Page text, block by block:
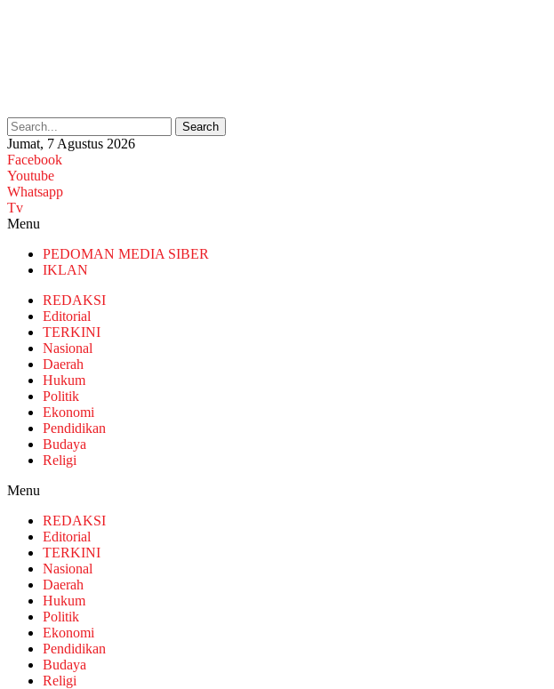
Search
Jumat, 7 Agustus 2026
Facebook
Youtube
Whatsapp
Tv
Menu
PEDOMAN MEDIA SIBER
IKLAN
REDAKSI
Editorial
TERKINI
Nasional
Daerah
Hukum
Politik
Ekonomi
Pendidikan
Budaya
Religi
Menu
REDAKSI
Editorial
TERKINI
Nasional
Daerah
Hukum
Politik
Ekonomi
Pendidikan
Budaya
Religi